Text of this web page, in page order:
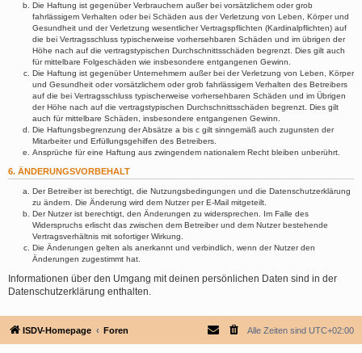
Die Haftung ist gegenüber Verbrauchern außer bei vorsätzlichem oder grob
fahrlässigem Verhalten oder bei Schäden aus der Verletzung von Leben, Körper und
Gesundheit und der Verletzung wesentlicher Vertragspflichten (Kardinalpflichten) auf
die bei Vertragsschluss typischerweise vorhersehbaren Schäden und im übrigen der
Höhe nach auf die vertragstypischen Durchschnittsschäden begrenzt. Dies gilt auch
für mittelbare Folgeschäden wie insbesondere entgangenen Gewinn.
Die Haftung ist gegenüber Unternehmern außer bei der Verletzung von Leben, Körper
und Gesundheit oder vorsätzlichem oder grob fahrlässigem Verhalten des Betreibers
auf die bei Vertragsschluss typischerweise vorhersehbaren Schäden und im Übrigen
der Höhe nach auf die vertragstypischen Durchschnittsschäden begrenzt. Dies gilt
auch für mittelbare Schäden, insbesondere entgangenen Gewinn.
Die Haftungsbegrenzung der Absätze a bis c gilt sinngemäß auch zugunsten der
Mitarbeiter und Erfüllungsgehilfen des Betreibers.
Ansprüche für eine Haftung aus zwingendem nationalem Recht bleiben unberührt.
6. ÄNDERUNGSVORBEHALT
Der Betreiber ist berechtigt, die Nutzungsbedingungen und die Datenschutzerklärung
zu ändern. Die Änderung wird dem Nutzer per E-Mail mitgeteilt.
Der Nutzer ist berechtigt, den Änderungen zu widersprechen. Im Falle des
Widerspruchs erlischt das zwischen dem Betreiber und dem Nutzer bestehende
Vertragsverhältnis mit sofortiger Wirkung.
Die Änderungen gelten als anerkannt und verbindlich, wenn der Nutzer den
Änderungen zugestimmt hat.
Informationen über den Umgang mit deinen persönlichen Daten sind in der
Datenschutzerklärung enthalten.
ISDV-Homepage Foren Alle Zeiten sind UTC+02:00